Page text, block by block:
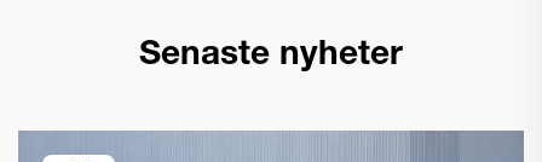
Senaste nyheter